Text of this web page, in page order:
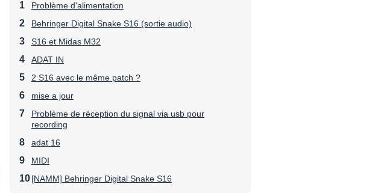
Problème d'alimentation
Behringer Digital Snake S16 (sortie audio)
S16 et Midas M32
ADAT IN
2 S16 avec le même patch ?
mise a jour
Problème de réception du signal via usb pour
recording
adat 16
MIDI
[NAMM] Behringer Digital Snake S16